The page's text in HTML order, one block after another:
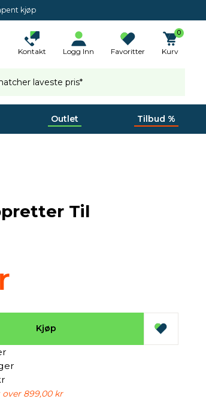
kjøp
Kontakt Logg Inn Favoritter
0
Kurv
laveste pris*
Outlet Tilbud %
Til
Kjøp
over 899,00 kr